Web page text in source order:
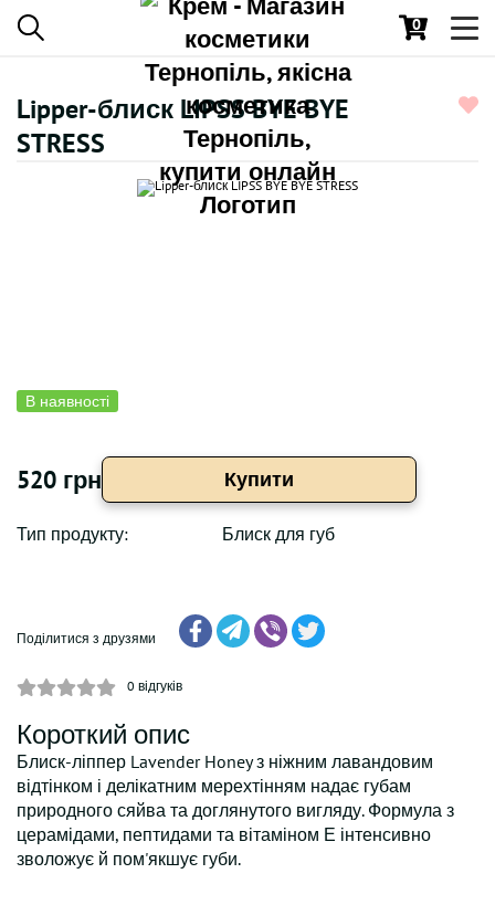
0
Lipper-блиск LIPSS BYE BYE
STRESS
В наявності
520 грн Купити
Тип продукту: Блиск для губ
Поділитися з друзями
0 відгуків
Короткий опис
Блиск-ліппер Lavender Honey з ніжним лавандовим
відтінком і делікатним мерехтінням надає губам
природного сяйва та доглянутого вигляду. Формула з
церамідами, пептидами та вітаміном Е інтенсивно
зволожує й пом'якшує губи.